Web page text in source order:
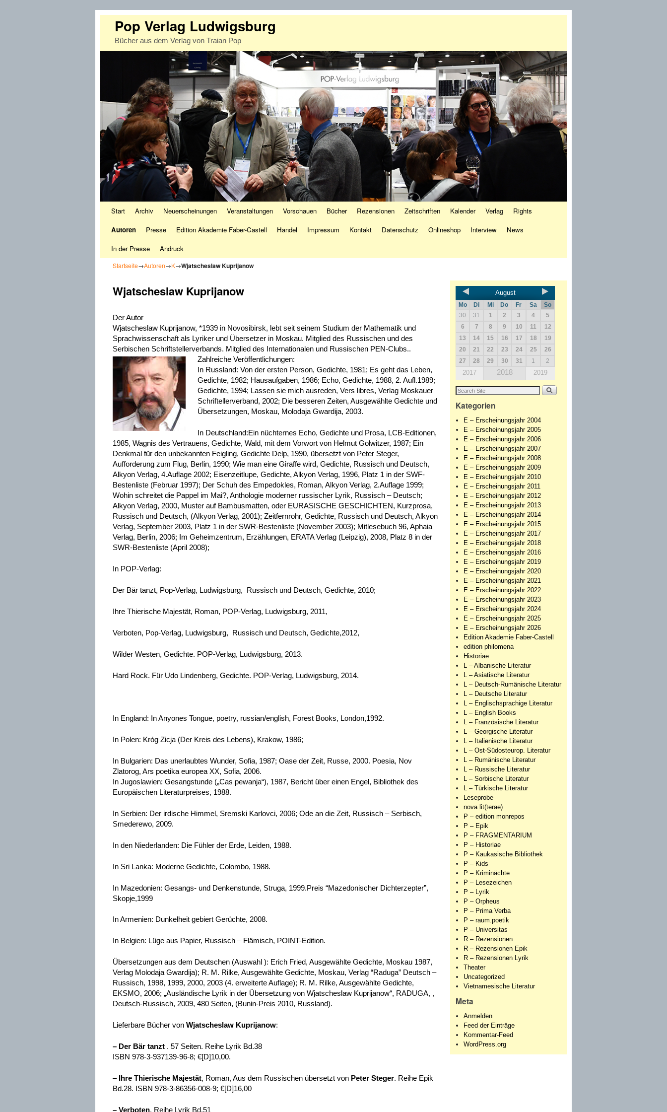
Pop Verlag Ludwigsburg
Bücher aus dem Verlag von Traian Pop
Start Archiv Neuerscheinungen Veranstaltungen Vorschauen Bücher Rezensionen Zeitschriften Kalender Verlag
Rights
Autoren
Presse Edition Akademie Faber-Castell Handel Impressum Kontakt Datenschutz Onlineshop Interview
News
In der Presse
Andruck
Startseite→Autoren→K→Wjatscheslaw Kuprijanow
Wjatscheslaw Kuprijanow
Der Autor
Wjatscheslaw Kuprijanow, *1939 in Novosibirsk, lebt seit seinem Studium der Mathematik und
Sprachwissenschaft als Lyriker und Übersetzer in Moskau. Mitglied des Russischen und des
Serbischen Schriftstellerverbands. Mitglied des Internationalen und Russischen PEN-Clubs..
Zahlreiche Veröffentlichungen:
In Russland: Von der ersten Person, Gedichte, 1981; Es geht das Leben,
Gedichte, 1982; Hausaufgaben, 1986; Echo, Gedichte, 1988, 2. Aufl.1989;
Gedichte, 1994; Lassen sie mich ausreden, Vers libres, Verlag Moskauer
Schriftellerverband, 2002; Die besseren Zeiten, Ausgewählte Gedichte und
Übersetzungen, Moskau, Molodaja Gwardija, 2003.
In Deutschland:Ein nüchternes Echo, Gedichte und Prosa, LCB-Editionen,
1985, Wagnis des Vertrauens, Gedichte, Wald, mit dem Vorwort von Helmut Golwitzer, 1987; Ein
Denkmal für den unbekannten Feigling, Gedichte Delp, 1990, übersetzt von Peter Steger,
Aufforderung zum Flug, Berlin, 1990; Wie man eine Giraffe wird, Gedichte, Russisch und Deutsch,
Alkyon Verlag, 4.Auflage 2002; Eisenzeitlupe, Gedichte, Alkyon Verlag, 1996, Platz 1 in der SWF-
Bestenliste (Februar 1997); Der Schuh des Empedokles, Roman, Alkyon Verlag, 2.Auflage 1999;
Wohin schreitet die Pappel im Mai?, Anthologie moderner russischer Lyrik, Russisch – Deutsch;
Alkyon Verlag, 2000, Muster auf Bambusmatten, oder EURASISCHE GESCHICHTEN, Kurzprosa,
Russisch und Deutsch, (Alkyon Verlag, 2001); Zeitfernrohr, Gedichte, Russisch und Deutsch, Alkyon
Verlag, September 2003, Platz 1 in der SWR-Bestenliste (November 2003); Mitlesebuch 96, Aphaia
Verlag, Berlin, 2006; Im Geheimzentrum, Erzählungen, ERATA Verlag (Leipzig), 2008, Platz 8 in der
SWR-Bestenliste (April 2008);
In POP-Verlag:
Der Bär tanzt, Pop-Verlag, Ludwigsburg, Russisch und Deutsch, Gedichte, 2010;
Ihre Thierische Majestät, Roman, POP-Verlag, Ludwigsburg, 2011,
Verboten, Pop-Verlag, Ludwigsburg, Russisch und Deutsch, Gedichte,2012,
Wilder Westen, Gedichte. POP-Verlag, Ludwigsburg, 2013.
Hard Rock. Für Udo Lindenberg, Gedichte. POP-Verlag, Ludwigsburg, 2014.
In England: In Anyones Tongue, poetry, russian/english, Forest Books, London,1992.
In Polen: Króg Zicja (Der Kreis des Lebens), Krakow, 1986;
In Bulgarien: Das unerlaubtes Wunder, Sofia, 1987; Oase der Zeit, Russe, 2000. Poesia, Nov
Zlatorog, Ars poetika europea XX, Sofia, 2006.
In Jugoslawien: Gesangstunde („Cas pewanja“), 1987, Bericht über einen Engel, Bibliothek des
Europäischen Literaturpreises, 1988.
In Serbien: Der irdische Himmel, Sremski Karlovci, 2006; Ode an die Zeit, Russisch – Serbisch,
Smederewo, 2009.
In den Niederlanden: Die Fühler der Erde, Leiden, 1988.
In Sri Lanka: Moderne Gedichte, Colombo, 1988.
In Mazedonien: Gesangs- und Denkenstunde, Struga, 1999.Preis “Mazedonischer Dichterzepter”,
Skopje,1999
In Armenien: Dunkelheit gebiert Gerüchte, 2008.
In Belgien: Lüge aus Papier, Russisch – Flämisch, POINT-Edition.
Übersetzungen aus dem Deutschen (Auswahl ): Erich Fried, Ausgewählte Gedichte, Moskau 1987,
Verlag Molodaja Gwardija); R. M. Rilke, Ausgewählte Gedichte, Moskau, Verlag “Raduga” Deutsch –
Russisch, 1998, 1999, 2000, 2003 (4. erweiterte Auflage); R. M. Rilke, Ausgewählte Gedichte,
EKSMO, 2006; „Ausländische Lyrik in der Übersetzung von Wjatscheslaw Kuprijanow“, RADUGA, ,
Deutsch-Russisch, 2009, 480 Seiten, (Bunin-Preis 2010, Russland).
Lieferbare Bücher von Wjatscheslaw Kuprijanow:
– Der Bär tanzt . 57 Seiten. Reihe Lyrik Bd.38
ISBN 978-3-937139-96-8; €[D]10,00.
– Ihre Thierische Majestät, Roman, Aus dem Russischen übersetzt von Peter Steger. Reihe Epik
Bd.28. ISBN 978-3-86356-008-9; €[D]16,00
– Verboten. Reihe Lyrik Bd.51
August
Mo Di Mi Do Fr Sa
So
30
31 1 2 3 4
5
6
7 8 9 10 11
12
13
14 15 16 17 18
19
20
21 22 23 24 25
26
27
28 29 30 31 1 2
2017 2018 2019
Kategorien
E – Erscheinungsjahr 2004
E – Erscheinungsjahr 2005
E – Erscheinungsjahr 2006
E – Erscheinungsjahr 2007
E – Erscheinungsjahr 2008
E – Erscheinungsjahr 2009
E – Erscheinungsjahr 2010
E – Erscheinungsjahr 2011
E – Erscheinungsjahr 2012
E – Erscheinungsjahr 2013
E – Erscheinungsjahr 2014
E – Erscheinungsjahr 2015
E – Erscheinungsjahr 2017
E – Erscheinungsjahr 2018
E – Erscheinungsjahr 2016
E – Erscheinungsjahr 2019
E – Erscheinungsjahr 2020
E – Erscheinungsjahr 2021
E – Erscheinungsjahr 2022
E – Erscheinungsjahr 2023
E – Erscheinungsjahr 2024
E – Erscheinungsjahr 2025
E – Erscheinungsjahr 2026
Edition Akademie Faber-Castell
edition philomena
Historiae
L – Albanische Literatur
L – Asiatische Literatur
L – Deutsch-Rumänische Literatur
L – Deutsche Literatur
L – Englischsprachige Literatur
L – English Books
L – Französische Literatur
L – Georgische Literatur
L – Italienische Literatur
L – Ost-Südosteurop. Literatur
L – Rumänische Literatur
L – Russische Literatur
L – Sorbische Literatur
L – Türkische Literatur
Leseprobe
nova lit(terae)
P – edition monrepos
P – Epik
P – FRAGMENTARIUM
P – Historiae
P – Kaukasische Bibliothek
P – Kids
P – Kriminächte
P – Lesezeichen
P – Lyrik
P – Orpheus
P – Prima Verba
P – raum.poetik
P – Universitas
R – Rezensionen
R – Rezensionen Epik
R – Rezensionen Lyrik
Theater
Uncategorized
Vietnamesische Literatur
Meta
Anmelden
Feed der Einträge
Kommentar-Feed
WordPress.org